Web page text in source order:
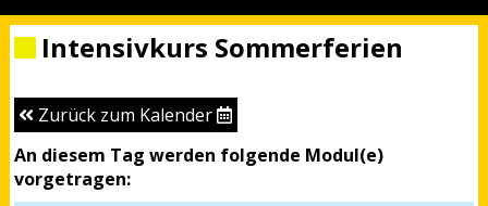
Intensivkurs Sommerferien
Zurück zum Kalender
An diesem Tag werden folgende Modul(e)
vorgetragen: